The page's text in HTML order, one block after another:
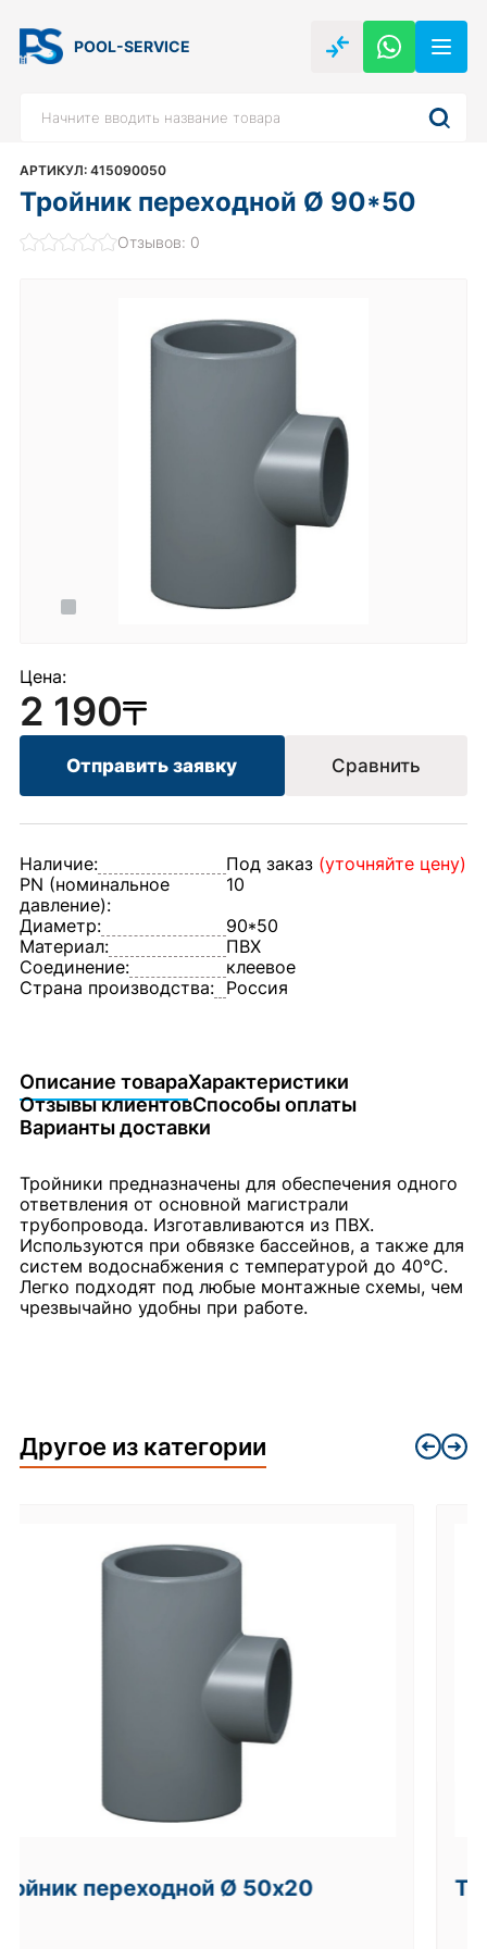
POOL-SERVICE
АРТИКУЛ: 415090050
Тройник переходной Ø 90*50
Отзывов: 0
Цена:
2 190
Отправить заявку Сравнить
Наличие: Под заказ (уточняйте цену)
PN (номинальное
давление):
10
Диаметр:
90*50
Материал:
ПВХ
Соединение:
клеевое
Страна производства: Россия
Описание товараХарактеристики
Отзывы клиентовСпособы оплаты
Варианты доставки
Тройники предназначены для обеспечения одного
ответвления от основной магистрали
трубопровода. Изготавливаются из ПВХ.
Используются при обвязке бассейнов, а также для
систем водоснабжения с температурой до 40°C.
Легко подходят под любые монтажные схемы, чем
чрезвычайно удобны при работе.
Другое из категории
Тройник Ø 75